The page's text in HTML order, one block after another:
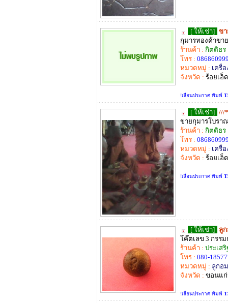
[ ให้เช่า] ข
กุมารทองค้าขา
ร้านค้า : กิตติธร
โทร :
หมวดหมู่ : เครื่
จังหวัด : ร้อยเอ็ด
!เลื่อนประกาศ พิมพ์
[ ให้เช่า] ///
ขายกุมารโบรา
ร้านค้า : กิตติธร
โทร :
หมวดหมู่ : เครื่
จังหวัด : ร้อยเอ็ด
!เลื่อนประกาศ พิมพ์
[ ให้เช่า] ลู
โค๊ตเลข 3 กรรม
ร้านค้า : ประเส
โทร : 080-
หมวดหมู่ : ลูกอ
จังหวัด : ขอนแ
!เลื่อนประกาศ พิมพ์